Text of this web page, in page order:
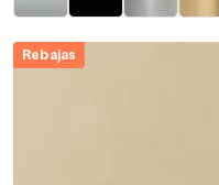
Rebajas